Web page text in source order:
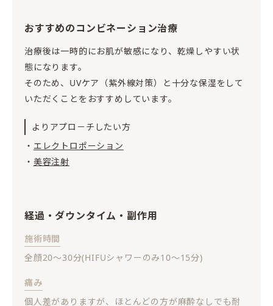
おすすめのコンビネーション治療
治療後は一時的にお肌が敏感になり、乾燥しやすい状
態になります。
そのため、UVケア（紫外線対策）と十分な保湿をして
いただくことをおすすめしています。
よりアプロ－チしたい方
・ エレクトロポーション
・ 美容注射
経過・ダウンタイム・副作用
施術時間
全顔20〜30分(HIFUシャワーのみ10〜15分)
痛み
個人差がありますが、ほとんどの方が麻酔なしでも耐